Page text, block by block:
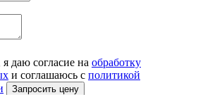
даю согласие на обработку
и соглашаюсь с политикой
Запросить цену